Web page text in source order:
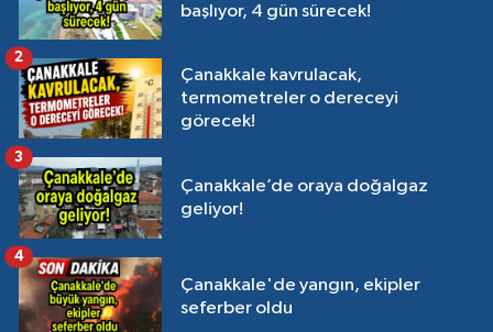
başlıyor, 4 gün sürecek!
Çanakkale kavrulacak,
termometreler o dereceyi
görecek!
2
Çanakkale’de oraya doğalgaz
geliyor!
3
Çanakkale'de yangın, ekipler
seferber oldu
4